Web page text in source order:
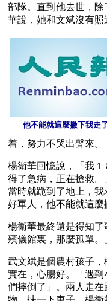
部隊。直到他去世，
華說，她和文斌沒有照
他不能就這麼撇下我走
着，努力不哭出聲來。
楊衛華回憶說，「我
得了急病，正在搶救
當時就跪到了地上，
好軍人，他不能就這麼
楊衛華最終還是得知
殯儀館裏，那麼孤單。
武文斌是個農村孩子，
實在，心腸好。「遇
們摔倒了」。兩人走